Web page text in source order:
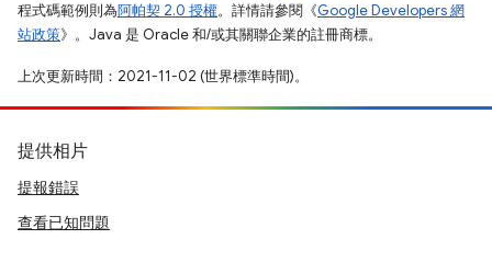
程式碼範例則為阿帕契 2.0 授權。詳情請參閱《Google Developers 網
站政策》。Java 是 Oracle 和/或其關聯企業的註冊商標。
上次更新時間：2021-11-02 (世界標準時間)。
提供相片
提報錯誤
查看已知問題